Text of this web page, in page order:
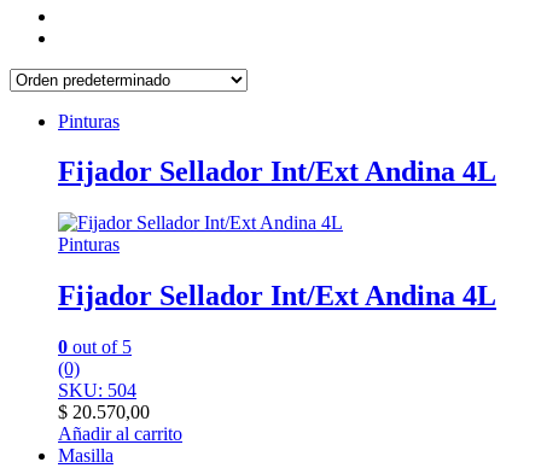
Pinturas
Fijador Sellador Int/Ext Andina 4L
Pinturas
Fijador Sellador Int/Ext Andina 4L
0 out of 5
(0)
SKU: 504
$ 20.570,00
Añadir al carrito
Masilla